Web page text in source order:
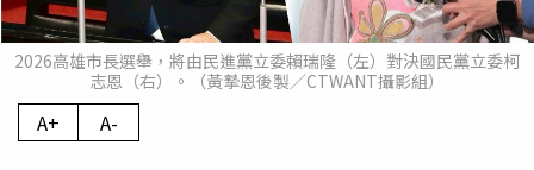
2026高雄市長選舉，將由民進黨立委賴瑞隆（左）對決國民黨立委柯
志恩（右）。（黃摯恩後製／CTWANT攝影組）
A+ A-